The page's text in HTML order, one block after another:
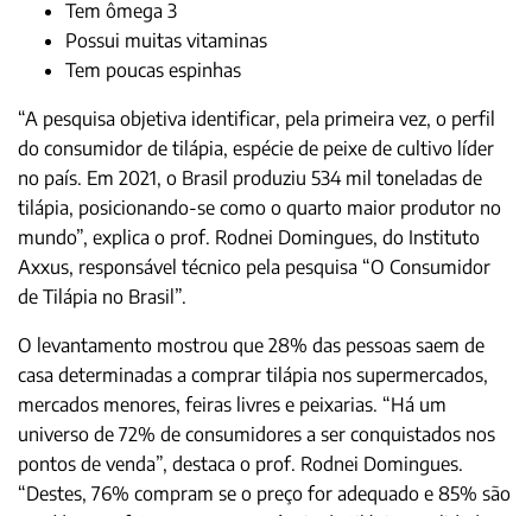
Tem ômega 3
Possui muitas vitaminas
Tem poucas espinhas
“A pesquisa objetiva identificar, pela primeira vez, o perfil
do consumidor de tilápia, espécie de peixe de cultivo líder
no país. Em 2021, o Brasil produziu 534 mil toneladas de
tilápia, posicionando-se como o quarto maior produtor no
mundo”, explica o prof. Rodnei Domingues, do Instituto
Axxus, responsável técnico pela pesquisa “O Consumidor
de Tilápia no Brasil”.
O levantamento mostrou que 28% das pessoas saem de
casa determinadas a comprar tilápia nos supermercados,
mercados menores, feiras livres e peixarias. “Há um
universo de 72% de consumidores a ser conquistados nos
pontos de venda”, destaca o prof. Rodnei Domingues.
“Destes, 76% compram se o preço for adequado e 85% são